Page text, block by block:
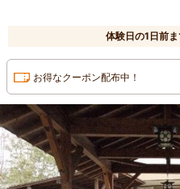
体験日の1日前
お得なクーポン配布中！